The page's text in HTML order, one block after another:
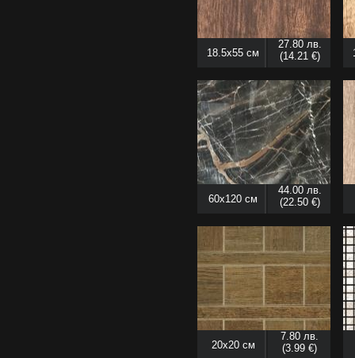
18.5x55 см
27.80 лв.
(14.21 €)
60x120 см
44.00 лв.
(22.50 €)
20x20 см
7.80 лв.
(3.99 €)